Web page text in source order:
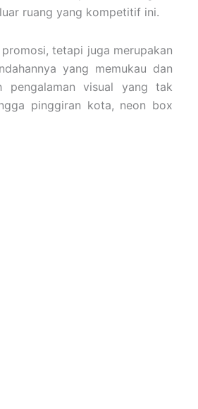
ruang yang kompetitif ini.
tetapi juga merupakan
yang memukau dan
pengalaman visual yang tak
pinggiran kota, neon box